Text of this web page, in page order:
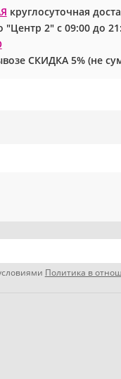
круглосуточная
"Центр 2" с 09:00 до
СКИДКА 5% (не
Политика в